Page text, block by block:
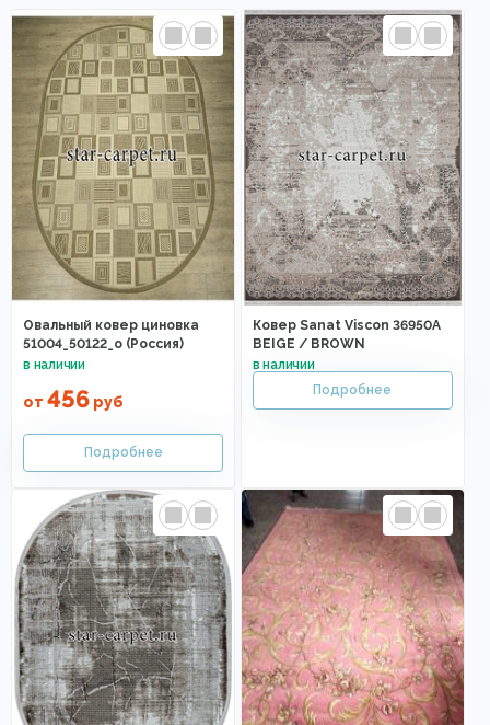
Овальный ковер циновка
51004_50122_o (Россия)
от 456 руб
Ковер Sanat Viscon 36950A
BEIGE / BROWN